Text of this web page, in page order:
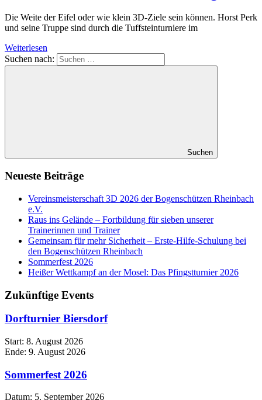
Die Weite der Eifel oder wie klein 3D-Ziele sein können. Horst Perk
und seine Truppe sind durch die Tuffsteinturniere im
Weiterlesen
Suchen nach:
Suchen
Neueste Beiträge
Vereinsmeisterschaft 3D 2026 der Bogenschützen Rheinbach
e.V.
Raus ins Gelände – Fortbildung für sieben unserer
Trainerinnen und Trainer
Gemeinsam für mehr Sicherheit – Erste-Hilfe-Schulung bei
den Bogenschützen Rheinbach
Sommerfest 2026
Heißer Wettkampf an der Mosel: Das Pfingstturnier 2026
Zukünftige Events
Dorfturnier Biersdorf
Start: 8. August 2026
Ende: 9. August 2026
Sommerfest 2026
Datum: 5. September 2026